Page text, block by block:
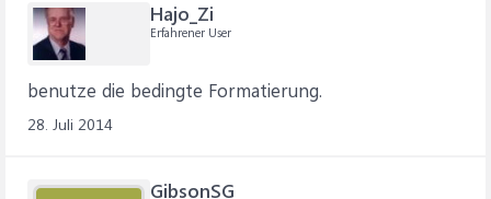
Hajo_Zi
Erfahrener User
benutze die bedingte Formatierung.
28. Juli 2014
GibsonSG